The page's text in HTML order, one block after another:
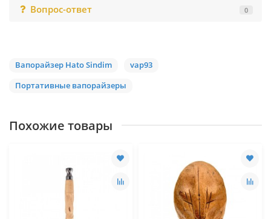
Вопрос-ответ
0
Вапорайзер Hato Sindim
vap93
Портативные вапорайзеры
Похожие товары